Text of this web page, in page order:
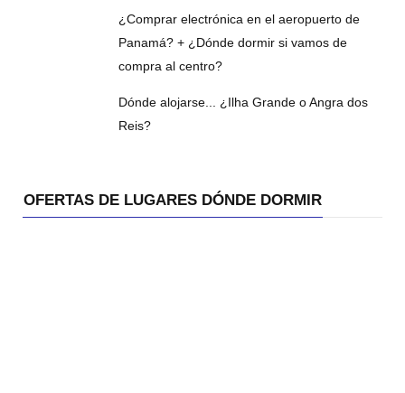
¿Comprar electrónica en el aeropuerto de
Panamá? + ¿Dónde dormir si vamos de
compra al centro?
Dónde alojarse... ¿Ilha Grande o Angra dos
Reis?
OFERTAS DE LUGARES DÓNDE DORMIR